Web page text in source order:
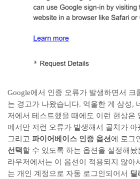
Google에서 인증 오류가 발생하면서 크
는 경고가 나왔습니다. 억울한 게 삼성,
저에서 테스트했을 때에도 이런 현상은
에서만 저런 오류가 발생해서 골치가 아
그리고 파이어베이스 인증 옵션 에 로그
선택 할 수 있도록 하는 옵션을 설정해놨
라우저에서는 이 옵션이 적용되지 않아
는 개인 계정으로 자동 로그인되어서 딜